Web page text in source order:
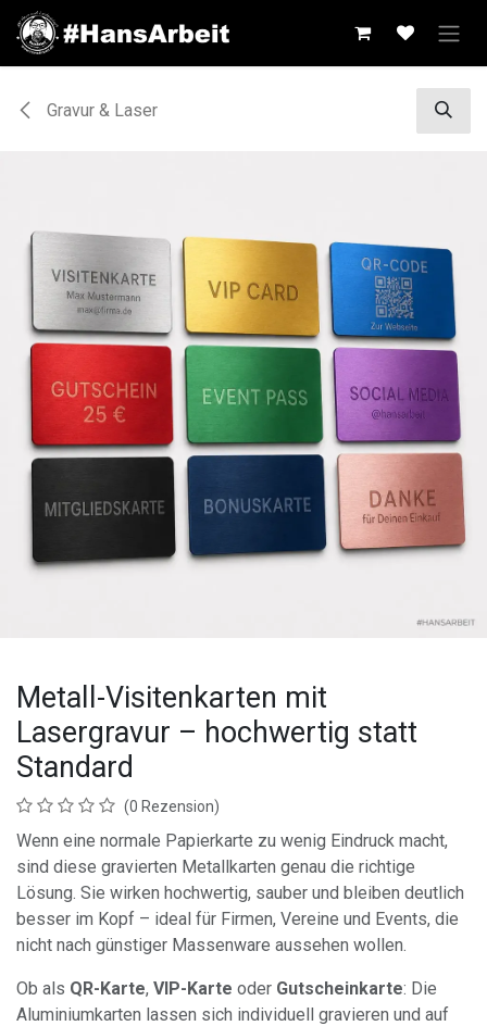
Zum Inhalt springen
Gravur & Laser
Metall-Visitenkarten mit
Lasergravur – hochwertig statt
Standard
(0 Rezension)
Wenn eine normale Papierkarte zu wenig Eindruck macht,
sind diese gravierten Metallkarten genau die richtige
Lösung. Sie wirken hochwertig, sauber und bleiben deutlich
besser im Kopf – ideal für Firmen, Vereine und Events, die
nicht nach günstiger Massenware aussehen wollen.
Ob als QR-Karte, VIP-Karte oder Gutscheinkarte: Die
Aluminiumkarten lassen sich individuell gravieren und auf